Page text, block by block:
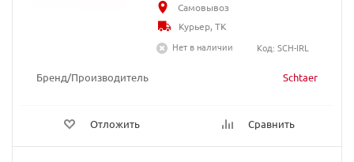
Бренд/Производитель Schtaer
Отложить Сравнить
Самовывоз
Курьер, ТК
Нет в наличии
Код: SCH-IRL